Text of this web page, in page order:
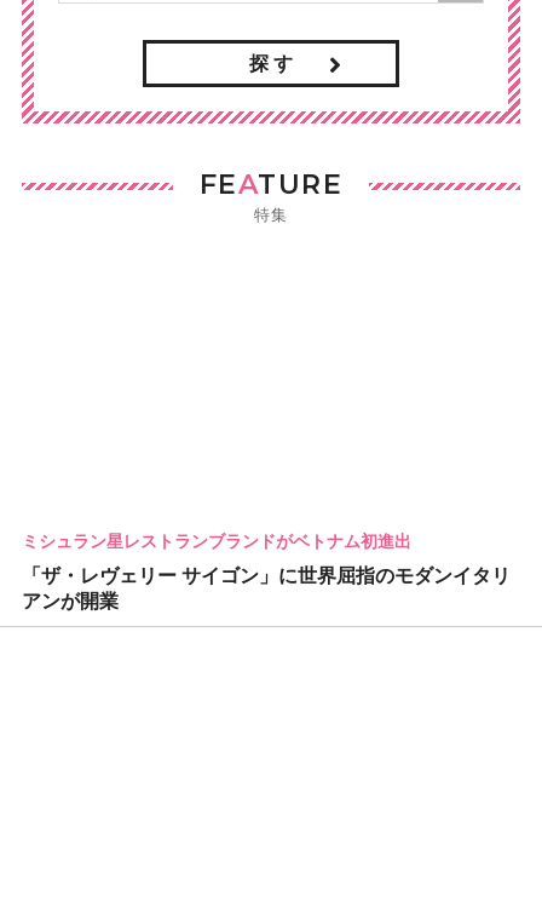
探 す
FEATURE
特集
ミシュラン星レストランブランドがベトナム初進出
「ザ・レヴェリー サイゴン」に世界屈指のモダンイタリ
アンが開業